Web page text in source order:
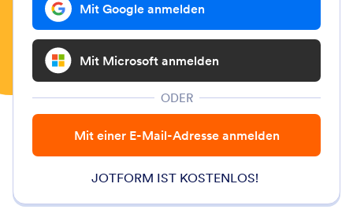
Mit Google anmelden
Mit Microsoft anmelden
ODER
Mit einer E-Mail-Adresse anmelden
JOTFORM IST KOSTENLOS!